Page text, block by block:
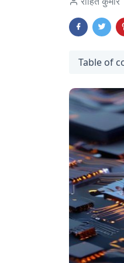
Table of